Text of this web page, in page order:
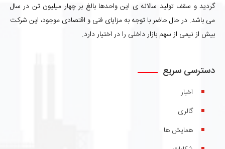
گردید و سقف تولید سالانه ی این واحدها بالغ بر چهار میلیون تن در سال
می باشد. در حال حاضر با توجه به مزایای فنی و اقتصادی موجود، این شرکت
بیش از نیمی از سهم بازار داخلی را در اختیار دارد.
دسترسی سریع
اخبار
گالری
همایش ها